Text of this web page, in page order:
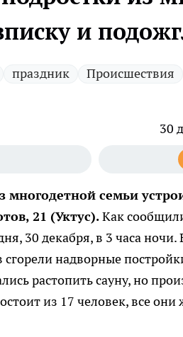
и
праздник Происшествия
30
многодетной семьи
21 (Уктус).Как
30 декабря, в 3 часа
надворные
растопить сауну, но
из 17 человек, все